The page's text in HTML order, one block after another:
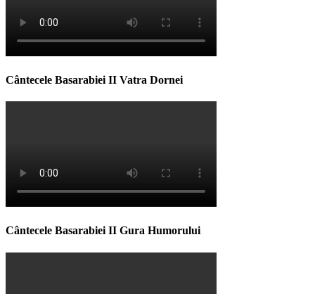
Cântecele Basarabiei II Vatra Dornei
Cântecele Basarabiei II Gura Humorului